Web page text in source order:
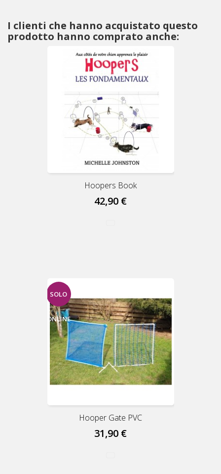
I clienti che hanno acquistato questo
prodotto hanno comprato anche:
Hoopers Book
42,90 €
SOLO
ONLINE
Hooper Gate PVC
31,90 €